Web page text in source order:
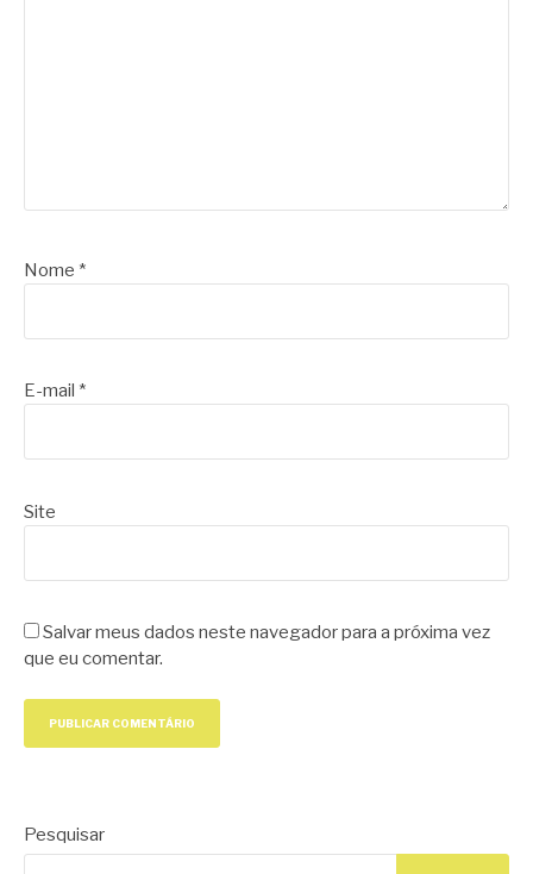
Nome *
E-mail *
Site
Salvar meus dados neste navegador para a próxima vez
que eu comentar.
Pesquisar